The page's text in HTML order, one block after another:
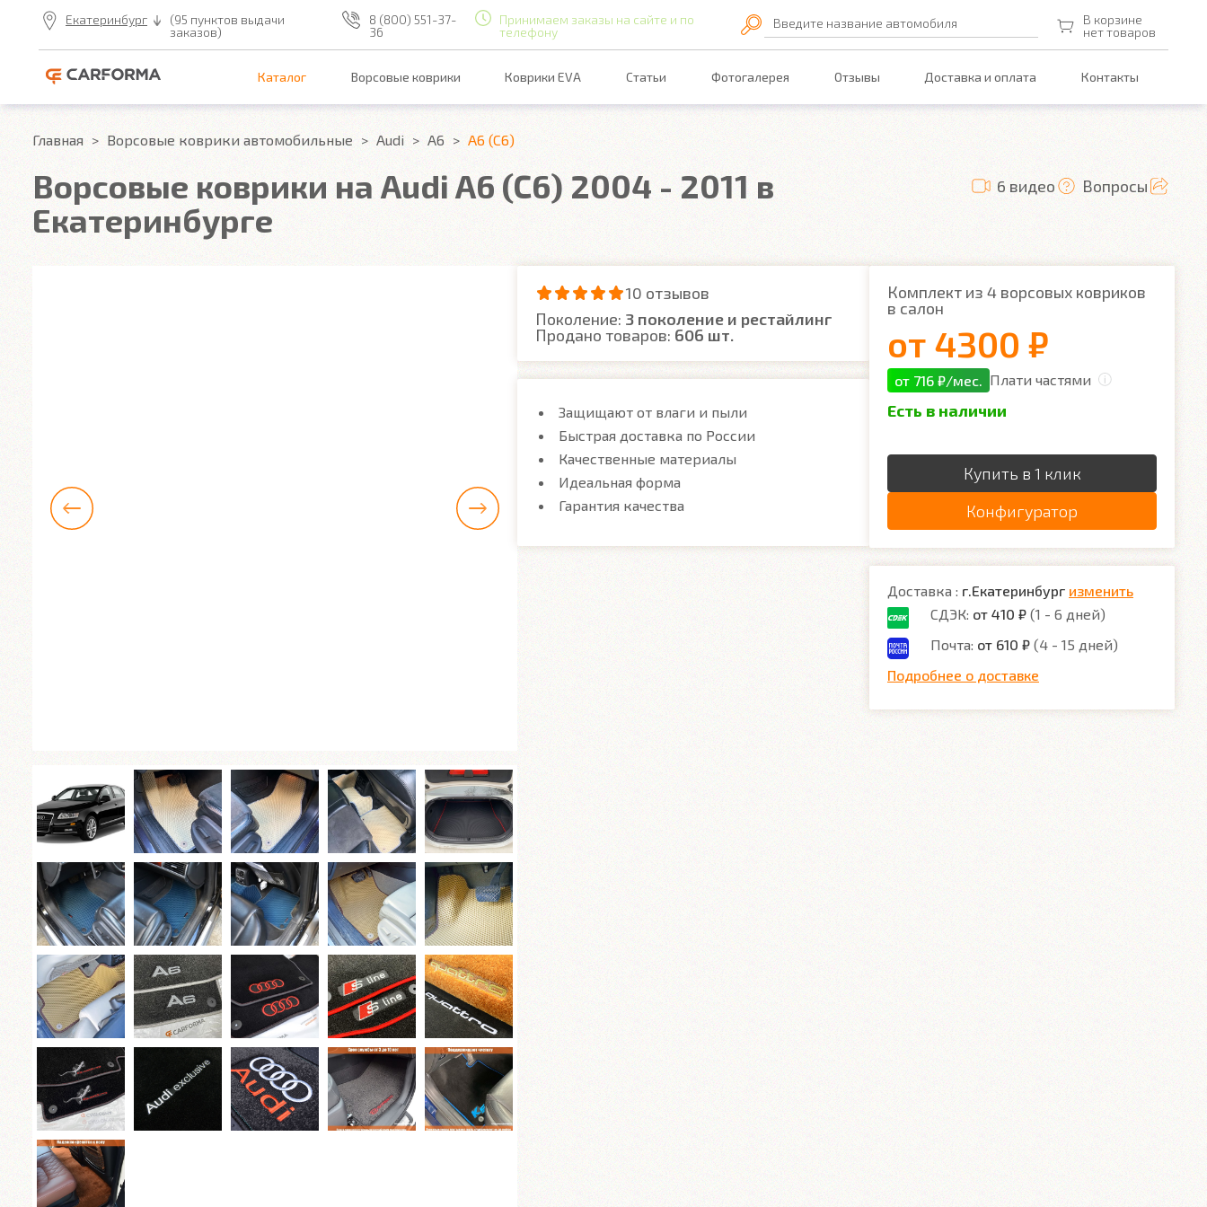
Екатеринбург
(95 пунктов выдачи
заказов)
8 (800) 551-37-
36
Принимаем заказы на сайте и по
телефону
Введите название автомобиля
В корзине
нет товаров
Каталог Ворсовые коврики Коврики EVA Статьи Фотогалерея Отзывы Доставка и оплата Контакты
Главная Ворсовые коврики автомобильные Audi A6 A6 (C6)
Ворсовые коврики на Audi A6 (C6) 2004 - 2011 в
Екатеринбурге
6 видео Вопросы
10 отзывов
Поколение: 3 поколение и рестайлинг
Продано товаров: 606 шт.
Защищают от влаги и пыли
Быстрая доставка по России
Качественные материалы
Идеальная форма
Гарантия качества
Комплект из 4 ворсовых ковриков
в салон
от 4300 ₽
от 716 ₽/мес. Плати частями
Есть в наличии
Купить в 1 клик
Конфигуратор
Доставка : г.Екатеринбург изменить
СДЭК: от 410 ₽ (1 - 6 дней)
Почта: от 610 ₽ (4 - 15 дней)
Подробнее о доставке